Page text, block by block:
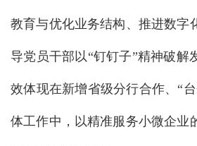
教育与优化业务结构、推进数字
导党员干部以“钉钉子”精神破解
效体现在新增省级分行合作、“
体工作中，以精准服务小微企业